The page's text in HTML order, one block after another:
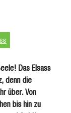
Das Elsass
denn die
über. Von
bis hin zu